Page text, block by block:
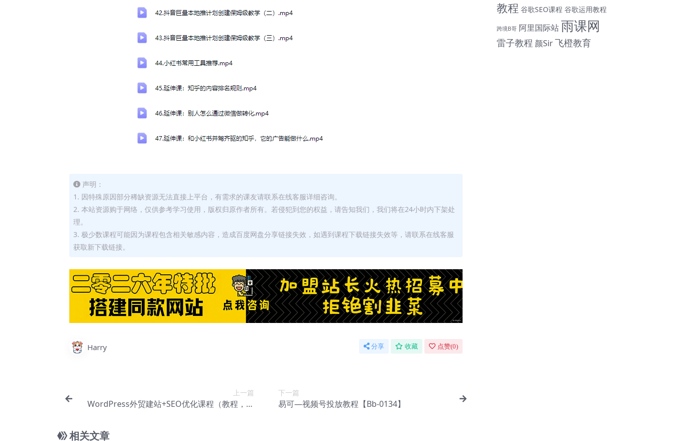
声明：
1. 因特殊原因部分稀缺资源无法直接上平台，有需求的课友请联系在线客服详细咨询。
2. 本站资源购于网络，仅供参考学习使用，版权归原作者所有。若侵犯到您的权益，请告知我们，我们将在24小时内下架处
理。
3. 极少数课程可能因为课程包含相关敏感内容，造成百度网盘分享链接失效，如遇到课程下载链接失效等，请联系在线客服
获取新下载链接。
Harry 分享 收藏 点赞(0)
上一篇
WordPress外贸建站+SEO优化课程（教程，工
下一篇
易可—视频号投放教程【Bb-0134】
相关文章
教程 谷歌SEO课程 谷歌运用教程
跨境B哥 阿里国际站雨课网
雷子教程 颜Sir飞橙教育